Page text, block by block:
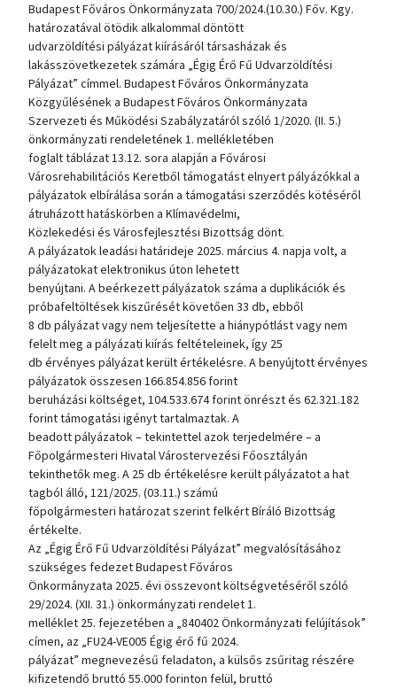
Budapest Főváros Önkormányzata 700/2024.(10.30.) Főv. Kgy.
határozatával ötödik alkalommal döntött
udvarzöldítési pályázat kiírásáról társasházak és
lakásszövetkezetek számára „Égig Érő Fű Udvarzöldítési
Pályázat” címmel. Budapest Főváros Önkormányzata
Közgyűlésének a Budapest Főváros Önkormányzata
Szervezeti és Működési Szabályzatáról szóló 1/2020. (II. 5.)
önkormányzati rendeletének 1. mellékletében
foglalt táblázat 13.12. sora alapján a Fővárosi
Városrehabilitációs Keretből támogatást elnyert pályázókkal a
pályázatok elbírálása során a támogatási szerződés kötéséről
átruházott hatáskörben a Klímavédelmi,
Közlekedési és Városfejlesztési Bizottság dönt.
A pályázatok leadási határideje 2025. március 4. napja volt, a
pályázatokat elektronikus úton lehetett
benyújtani. A beérkezett pályázatok száma a duplikációk és
próbafeltöltések kiszűrését követően 33 db, ebből
8 db pályázat vagy nem teljesítette a hiánypótlást vagy nem
felelt meg a pályázati kiírás feltételeinek, így 25
db érvényes pályázat került értékelésre. A benyújtott érvényes
pályázatok összesen 166.854.856 forint
beruházási költséget, 104.533.674 forint önrészt és 62.321.182
forint támogatási igényt tartalmaztak. A
beadott pályázatok – tekintettel azok terjedelmére – a
Főpolgármesteri Hivatal Várostervezési Főosztályán
tekinthetők meg. A 25 db értékelésre került pályázatot a hat
tagból álló, 121/2025. (03.11.) számú
főpolgármesteri határozat szerint felkért Bíráló Bizottság
értékelte.
Az „Égig Érő Fű Udvarzöldítési Pályázat” megvalósításához
szükséges fedezet Budapest Főváros
Önkormányzata 2025. évi összevont költségvetéséről szóló
29/2024. (XII. 31.) önkormányzati rendelet 1.
melléklet 25. fejezetében a „840402 Önkormányzati felújítások”
címen, az „FU24-VE005 Égig érő fű 2024.
pályázat” megnevezésű feladaton, a külsős zsűritag részére
kifizetendő bruttó 55.000 forinton felül, bruttó